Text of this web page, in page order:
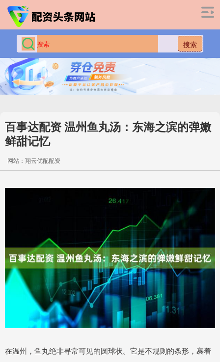
搜索
百事达配资 温州鱼丸汤：东海之滨的弹嫩
鲜甜记忆
网站：翔云优配配资
在温州，鱼丸绝非寻常可见的圆球状。它是不规则的条形，裹着